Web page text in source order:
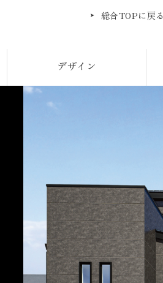
総合TOPに戻る
デザイン